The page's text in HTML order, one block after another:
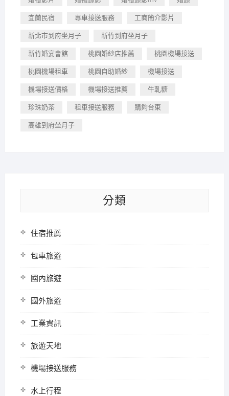
宜蘭民宿 專車接送服務 工商簡介影片
新北市到府坐月子 新竹到府坐月子
新竹婚宴會館 桃園婚紗店推薦 桃園機場接送
桃園機場租車 桃園自助婚紗 機場接送
機場接送價格 機場接送推薦 牛軋糖
珍珠奶茶 租車接送服務 購夠台東
高雄到府坐月子
分類
住宿推薦
包車旅遊
國內旅遊
國外旅遊
工業資訊
旅遊天地
機場接送服務
水上行程